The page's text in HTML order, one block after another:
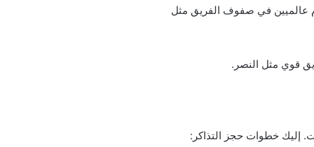
عالميين في صفوف الفريق مثل
قوي مثل النصر.
إليك خطوات حجز التذاكر: